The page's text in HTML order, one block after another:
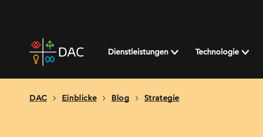
home
page
Dienstleistungen Technologie
DAC Einblicke Blog Strategie